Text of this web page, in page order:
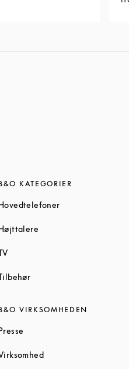
KATEGORIER
Link Opens in
Link Opens in New Tab
Link Opens in New Tab
in New Tab
Tab
VIRKSOMHEDEN
Link Opens in New